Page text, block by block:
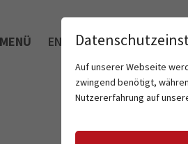
MENÜ EN
Auf unserer Webseite
zwingend benötigt,
Nutzererfahrung auf